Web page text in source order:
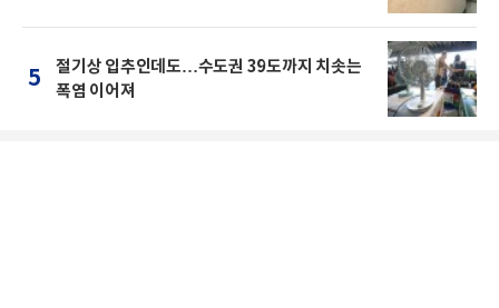
5
절기상 입추인데도…수도권 39도까지 치솟는
폭염 이어져